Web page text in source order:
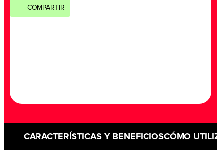
COMPARTIR
CARACTERÍSTICAS Y BENEFICIOSCÓMO